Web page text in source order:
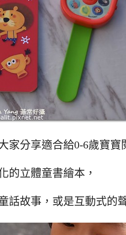
家分享適合給0-6歲寶寶
的立體童書繪本，
話故事，或是互動式的